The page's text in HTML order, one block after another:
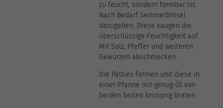
zu feucht, sondern formbar ist.
Nach Bedarf Semmelbrösel
dazugeben. Diese saugen die
überschüssige Feuchtigkeit auf.
Mit Salz, Pfeffer und weiteren
Gewürzen abschmecken.
Die Patties formen und diese in
einer Pfanne mit genug Öl von
beiden Seiten knusprig braten.